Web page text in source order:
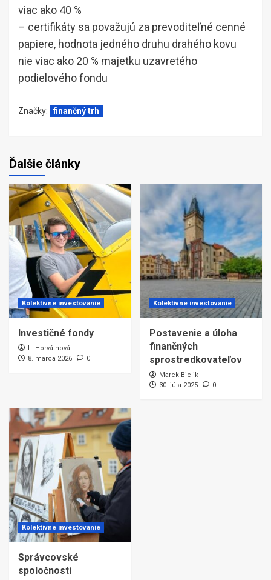
viac ako 40 %
– certifikáty sa považujú za prevoditeľné cenné
papiere, hodnota jedného druhu drahého kovu
nie viac ako 20 % majetku uzavretého
podielového fondu
Značky: finančný trh
Ďalšie články
Kolektívne investovanie
Investičné fondy
L. Horváthová
8. marca 2026
0
Kolektívne investovanie
Postavenie a úloha
finančných
sprostredkovateľov
Marek Bielik
30. júla 2025
0
Kolektívne investovanie
Správcovské
spoločnosti